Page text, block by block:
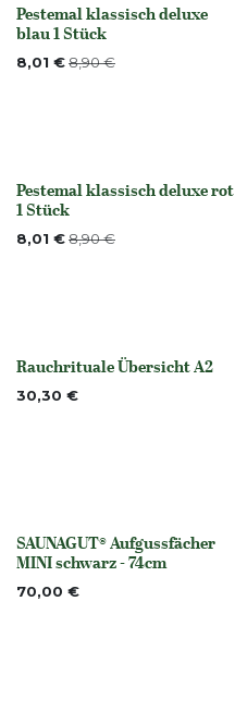
Nicht vorrättig
Pestemal klassisch deluxe
blau 1 Stück
8,01 €8,90€
None
Pestemal klassisch deluxe rot
1 Stück
8,01 €8,90€
None
Rauchrituale Übersicht A2
30,30 €
None
SAUNAGUT® Aufgussfächer
MINI schwarz - 74cm
70,00 €